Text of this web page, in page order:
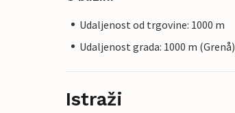
Udaljenost od trgovine: 1000 m
Udaljenost grada: 1000 m (Grenå)
Istraži